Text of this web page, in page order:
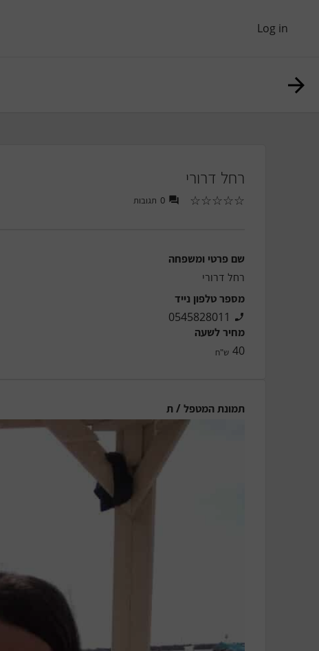
Log in
רחל דרורי
☆
☆
☆
☆
☆
0 תגובות
שם פרטי ומשפחה
רחל דרורי
מספר טלפון נייד
0545828011
מחיר לשעה
40 ש"ח
תמונת המטפל / ת